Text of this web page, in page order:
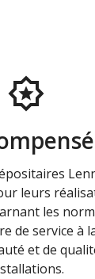
leurs
les
de service à
et de